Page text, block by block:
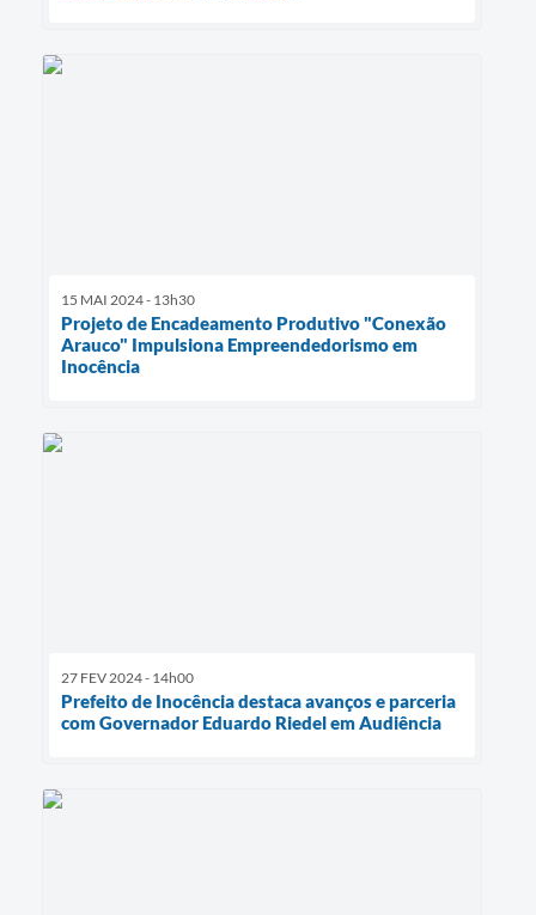
15 MAI 2024 - 13h30
Projeto de Encadeamento Produtivo "Conexão
Arauco" Impulsiona Empreendedorismo em
Inocência
27 FEV 2024 - 14h00
Prefeito de Inocência destaca avanços e parceria
com Governador Eduardo Riedel em Audiência